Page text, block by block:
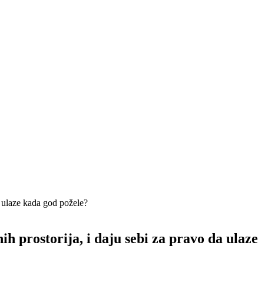
kada god požele?
prostorija, i daju sebi za pravo da ulaze